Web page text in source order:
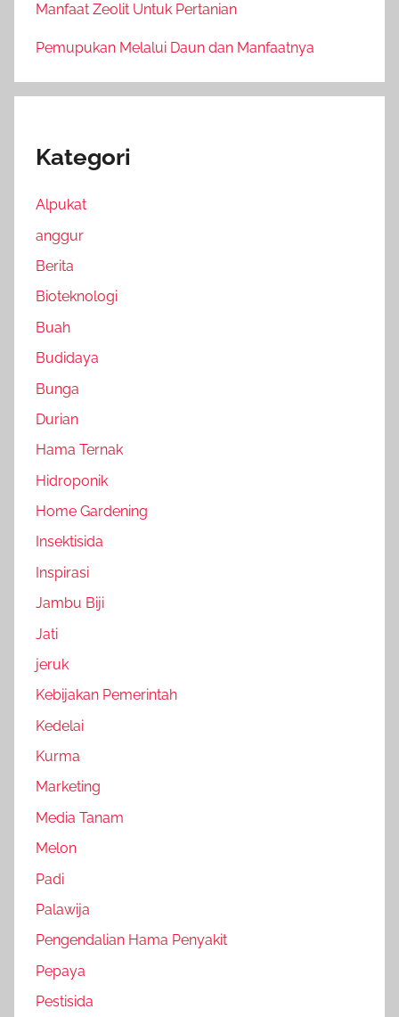
Manfaat Zeolit Untuk Pertanian
Pemupukan Melalui Daun dan Manfaatnya
Kategori
Alpukat
anggur
Berita
Bioteknologi
Buah
Budidaya
Bunga
Durian
Hama Ternak
Hidroponik
Home Gardening
Insektisida
Inspirasi
Jambu Biji
Jati
jeruk
Kebijakan Pemerintah
Kedelai
Kurma
Marketing
Media Tanam
Melon
Padi
Palawija
Pengendalian Hama Penyakit
Pepaya
Pestisida